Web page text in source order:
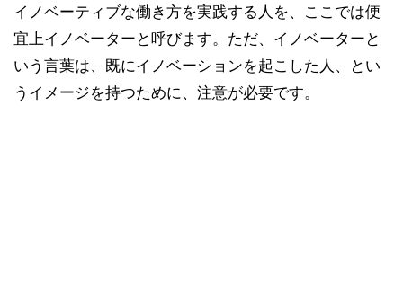
イノベーティブな働き方を実践する人を、ここでは便
宜上イノベーターと呼びます。ただ、イノベーターと
いう言葉は、既にイノベーションを起こした人、とい
うイメージを持つために、注意が必要です。